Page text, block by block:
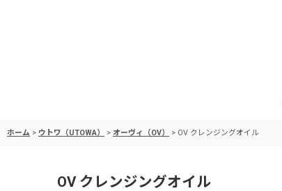
ホーム > ウトワ（UTOWA） > オーヴィ（OV） > OV クレンジングオイル
OV クレンジングオイル